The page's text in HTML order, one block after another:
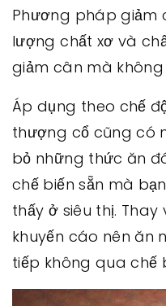
Phương pháp giảm
lượng chất xơ và
giảm cân mà không
Áp dụng theo chế
thượng cổ cũng có
bỏ những thức ăn
chế biến sẵn mà
thấy ở siêu thị.
khuyến cáo nên ăn
tiếp không qua chế